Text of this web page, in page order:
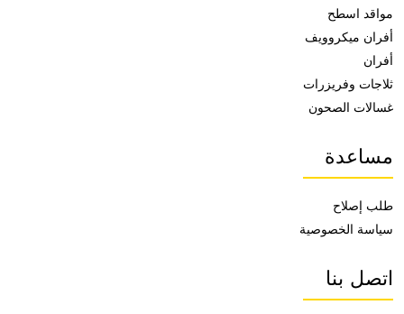
مواقد اسطح
أفران ميكروويف
أفران
ثلاجات وفريزرات
غسالات الصحون
مساعدة
طلب إصلاح
سياسة الخصوصية
اتصل بنا